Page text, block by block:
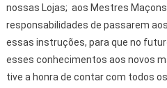
nossas Lojas; aos Mestres
responsabilidades de passarem
essas instruções, para que no
esses conhecimentos aos novos
tive a honra de contar com todos os